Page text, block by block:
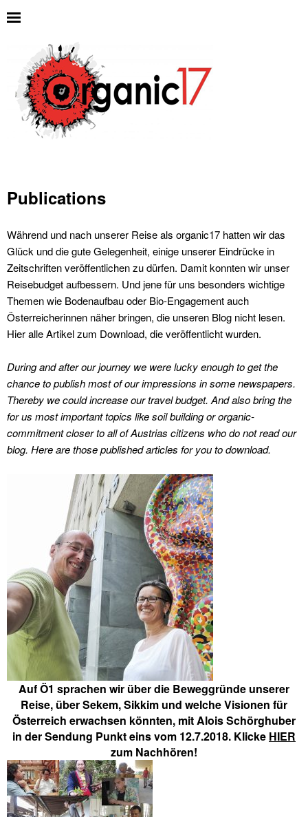
Publications
Während und nach unserer Reise als organic17 hatten wir das
Glück und die gute Gelegenheit, einige unserer Eindrücke in
Zeitschriften veröffentlichen zu dürfen. Damit konnten wir unser
Reisebudget aufbessern. Und jene für uns besonders wichtige
Themen wie Bodenaufbau oder Bio-Engagement auch
Österreicherinnen näher bringen, die unseren Blog nicht lesen.
Hier alle Artikel zum Download, die veröffentlicht wurden.
During and after our journey we were lucky enough to get the
chance to publish most of our impressions in some newspapers.
Thereby we could increase our travel budget. And also bring the
for us most important topics likesoil building or organic-
commitment closer to all of Austrias citizens who do not read our
blog. Here are those published articles for you to download.
Auf Ö1 sprachen wir über die Beweggründe unserer
Reise, über Sekem, Sikkim und welche Visionen für
Österreich erwachsen könnten, mit Alois Schörghuber
in der Sendung Punkt eins vom 12.7.2018. Klicke HIER
zum Nachhören!